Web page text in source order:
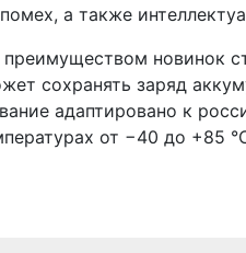
а также
новинок
сохранять заряд
адаптировано к
от −40 до +85